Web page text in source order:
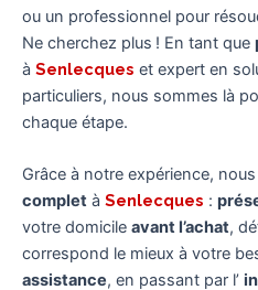
ou un professionnel pour
Ne cherchez plus ! En tant que
à Senlecques et expert en
particuliers, nous sommes là
chaque étape.
Grâce à notre expérience,
complet à Senlecques :
votre domicile avant l’achat,
correspond le mieux à votre
assistance, en passant par l’